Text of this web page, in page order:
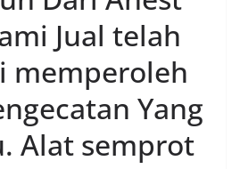
Jual telah
memperoleh
Yang
Alat semprot